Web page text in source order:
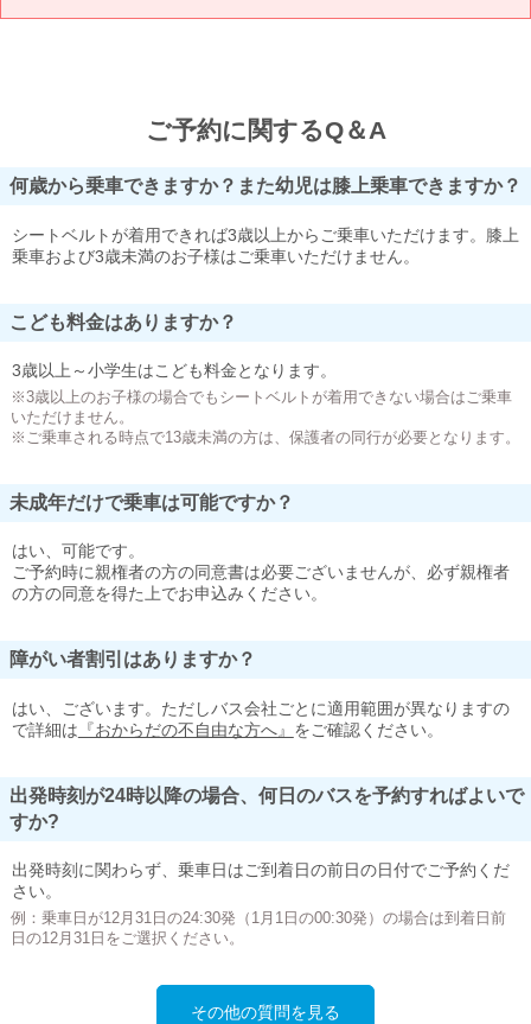
ご予約に関するQ＆A
何歳から乗車できますか？また幼児は膝上乗車できますか？
シートベルトが着用できれば3歳以上からご乗車いただけます。膝上
乗車および3歳未満のお子様はご乗車いただけません。
こども料金はありますか？
3歳以上～小学生はこども料金となります。
※3歳以上のお子様の場合でもシートベルトが着用できない場合はご乗車
いただけません。
※ご乗車される時点で13歳未満の方は、保護者の同行が必要となります。
未成年だけで乗車は可能ですか？
はい、可能です。
ご予約時に親権者の方の同意書は必要ございませんが、必ず親権者
の方の同意を得た上でお申込みください。
障がい者割引はありますか？
はい、ございます。ただしバス会社ごとに適用範囲が異なりますの
で詳細は 『おからだの不自由な方へ』 をご確認ください。
出発時刻が24時以降の場合、何日のバスを予約すればよいで
すか?
出発時刻に関わらず、乗車日はご到着日の前日の日付でご予約くだ
さい。
例：乗車日が12月31日の24:30発（1月1日の00:30発）の場合は到着日前
日の12月31日をご選択ください。
その他の質問を見る